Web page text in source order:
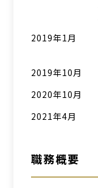
2019年1月
2019年10月
2020年10月
2021年4月
職務概要